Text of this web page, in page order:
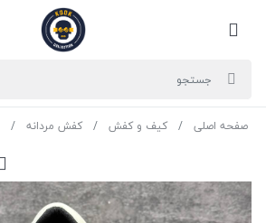
صفحه اصلی کیف و کفش کفش مردانه